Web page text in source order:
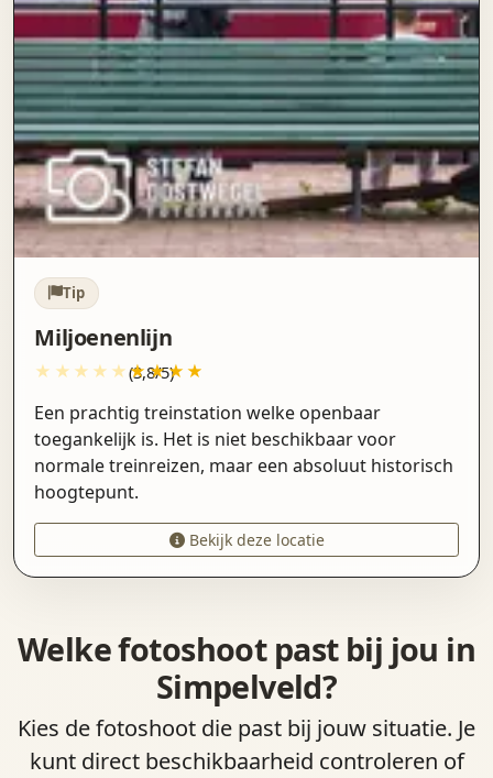
Tip
Miljoenenlijn
(3,8/5)
Een prachtig treinstation welke openbaar
toegankelijk is. Het is niet beschikbaar voor
normale treinreizen, maar een absoluut historisch
hoogtepunt.
Bekijk deze locatie
Welke fotoshoot past bij jou in
Simpelveld?
Kies de fotoshoot die past bij jouw situatie. Je
kunt direct beschikbaarheid controleren of